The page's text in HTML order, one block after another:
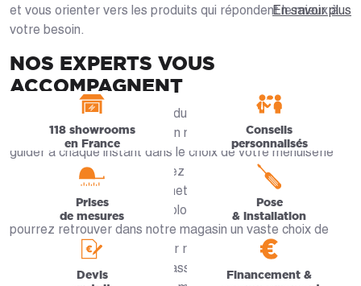
et vous orienter vers les produits qui répondent le mieux à
votre besoin.
NOS EXPERTS VOUS
ACCOMPAGNENT
Consultez notre offre de produits en ligne ou venez
rencontrer nos spécialistes en magasin qui sauront vous
guider à chaque instant dans le choix de votre menuiserie
sur-mesure. Que vous habitiez à Grenoble (38000), Saint-
Égrève, La Tronche, Seyssinet-Pariset ou Saint-Martin-
d'Hères, nos artisans Grenoblois sont à votre écoute. Vous
pourrez retrouver dans notre magasin un vaste choix de
produits et de matériaux pour réaliser tous vos projets de
menuiserie. De la porte en passant par les baies vitrées ou
En savoir plus
118 showrooms
en France
Conseils
personnalisés
Prises
de mesures
Pose
& installation
Devis
Financement &